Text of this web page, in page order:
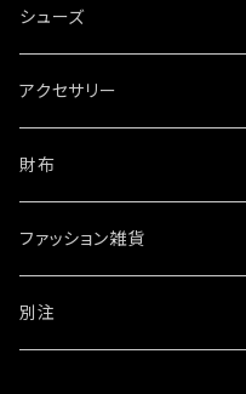
シューズ
アクセサリー
ネックレス
ブレスレット・バングル
ウォレットチェーン
財布
ファッション雑貨
ワッペン・ステッカー
別注